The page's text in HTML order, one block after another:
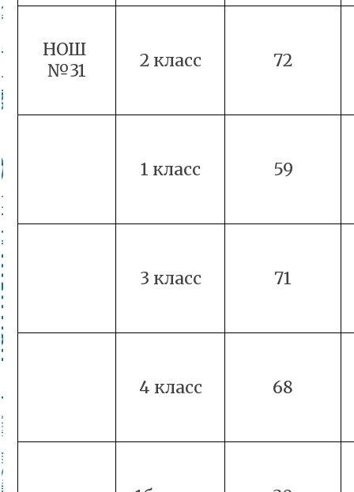
НОШ
№31
2 класс 72
1 класс 59
3 класс 71
4 класс 68